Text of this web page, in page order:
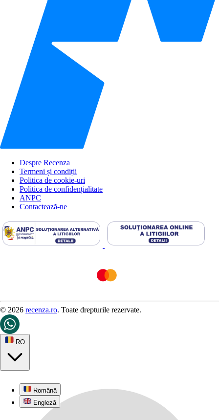
Despre Recenza
Termeni și condiții
Politica de cookie-uri
Politica de confidențialitate
ANPC
Contactează-ne
© 2026 recenza.ro. Toate drepturile rezervate.
RO
Română
Engleză